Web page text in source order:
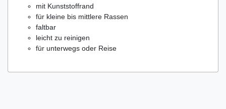
mit Kunststoffrand
für kleine bis mittlere Rassen
faltbar
leicht zu reinigen
für unterwegs oder Reise